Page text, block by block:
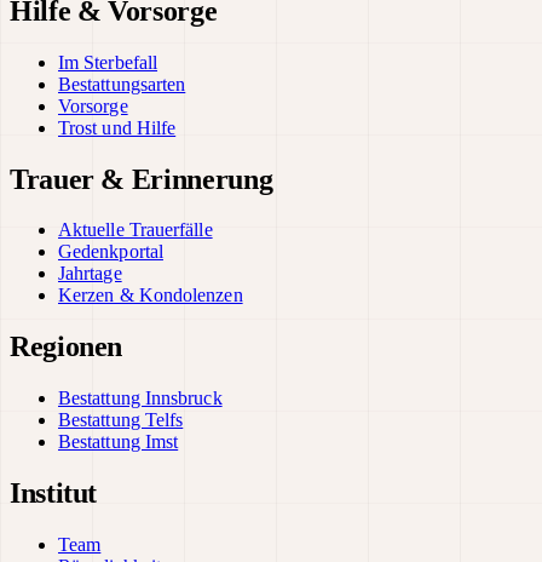
Hilfe & Vorsorge
Im Sterbefall
Bestattungsarten
Vorsorge
Trost und Hilfe
Trauer & Erinnerung
Aktuelle Trauerfälle
Gedenkportal
Jahrtage
Kerzen & Kondolenzen
Regionen
Bestattung Innsbruck
Bestattung Telfs
Bestattung Imst
Institut
Team